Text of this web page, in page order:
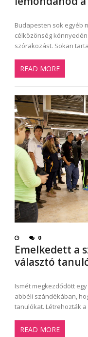
Budapesten sok egyéb
célközönség
szórakozást. Sokan
READ MORE
0
Emelkedett a
választó
Ismét megkezdődött
abbéli szándékában,
tanulókat. Létrehozták a
READ MORE